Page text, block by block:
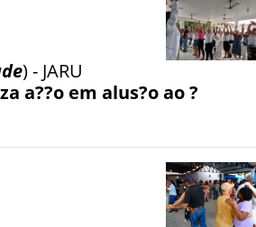
) - JARU
a??o em alus?o ao ?